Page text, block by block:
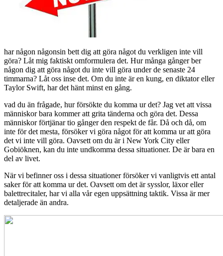
har någon någonsin bett dig att göra något du verkligen inte vill
göra? Låt mig faktiskt omformulera det. Hur många gånger ber
någon dig att göra något du inte vill göra under de senaste 24
timmarna? Låt oss inse det. Om du inte är en kung, en diktator eller
Taylor Swift, har det hänt minst en gång.
vad du än frågade, hur försökte du komma ur det? Jag vet att vissa
människor bara kommer att grita tänderna och göra det. Dessa
människor förtjänar tio gånger den respekt de får. Då och då, om
inte för det mesta, försöker vi göra något för att komma ur att göra
det vi inte vill göra. Oavsett om du är i New York City eller
Gobiöknen, kan du inte undkomma dessa situationer. De är bara en
del av livet.
När vi befinner oss i dessa situationer försöker vi vanligtvis ett antal
saker för att komma ur det. Oavsett om det är sysslor, läxor eller
balettrecitaler, har vi alla vår egen uppsättning taktik. Vissa är mer
detaljerade än andra.